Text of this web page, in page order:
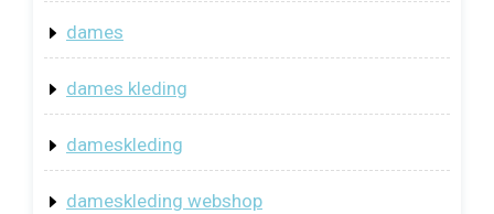
dames
dames kleding
dameskleding
dameskleding webshop